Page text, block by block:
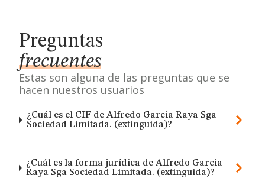
Preguntas
frecuentes
Estas son alguna de las preguntas que se
hacen nuestros usuarios
¿Cuál es el CIF de Alfredo Garcia Raya Sga
Sociedad Limitada. (extinguida)?
¿Cuál es la forma jurídica de Alfredo Garcia
Raya Sga Sociedad Limitada. (extinguida)?